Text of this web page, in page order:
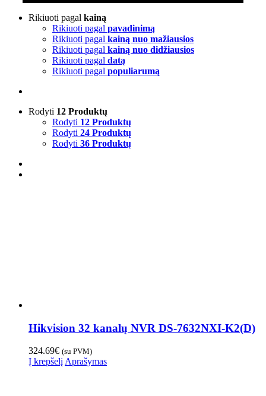
Rikiuoti pagal kainą
Rikiuoti pagal pavadinimą
Rikiuoti pagal kainą nuo mažiausios
Rikiuoti pagal kainą nuo didžiausios
Rikiuoti pagal datą
Rikiuoti pagal populiarumą
Rodyti 12 Produktų
Rodyti 12 Produktų
Rodyti 24 Produktų
Rodyti 36 Produktų
Hikvision 32 kanalų NVR DS-7632NXI-K2(D)
324.69€ (su PVM)
Į krepšelįAprašymas